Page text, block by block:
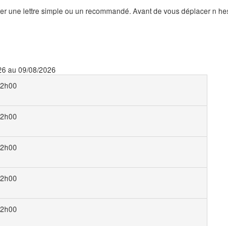
une lettre simple ou un recommandé. Avant de vous déplacer n
au 09/08/2026